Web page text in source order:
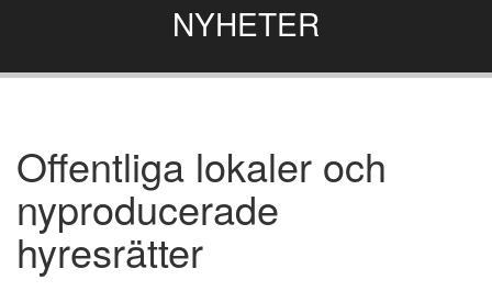
NYHETER
Offentliga lokaler och
nyproducerade
hyresrätter